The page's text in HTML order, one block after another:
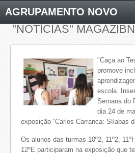
AGRUPAMENTO NOVO
"NOTÍCIAS" MAGAZIBN
"Caça ao
promove
escola.
Semana do
dia 24 de
exposição “Carlos Carranca: Sílabas
Os alunos das turmas 10º2, 11º2,
12ºE participaram na exposição que